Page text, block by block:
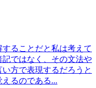
ることだと私は考えて
ではなく、その文法や
方で表現するだろうと
るのである...